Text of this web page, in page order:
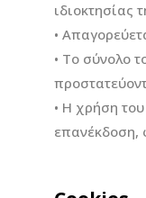
ιδιοκτησίας
•
• Το σύνολο
• Η χρήση
επανέκδοση,